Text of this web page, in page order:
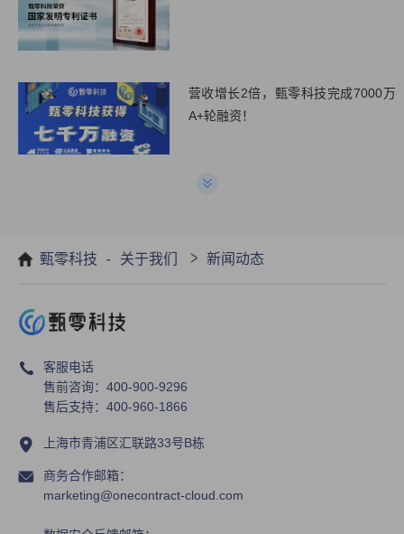
营收增长2倍，甄零科技完成7000万
A+轮融资！
甄零科技 - 关于我们 > 新闻动态
客服电话
售前咨询：400-900-9296
售后支持：400-960-1866
上海市青浦区汇联路33号B栋
商务合作邮箱：
marketing@onecontract-cloud.com